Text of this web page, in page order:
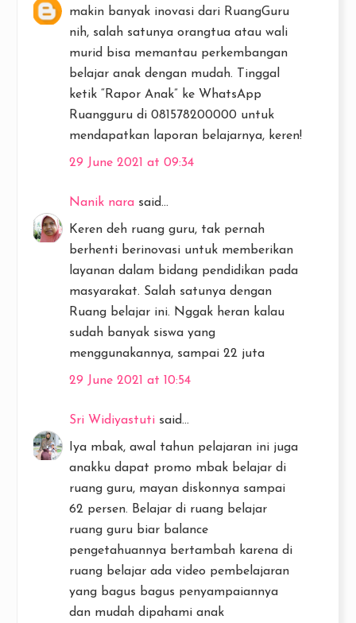
makin banyak inovasi dari RuangGuru
nih, salah satunya orangtua atau wali
murid bisa memantau perkembangan
belajar anak dengan mudah. Tinggal
ketik “Rapor Anak” ke WhatsApp
Ruangguru di 081578200000 untuk
mendapatkan laporan belajarnya, keren!
29 June 2021 at 09:34
Nanik nara said...
Keren deh ruang guru, tak pernah
berhenti berinovasi untuk memberikan
layanan dalam bidang pendidikan pada
masyarakat. Salah satunya dengan
Ruang belajar ini. Nggak heran kalau
sudah banyak siswa yang
menggunakannya, sampai 22 juta
29 June 2021 at 10:54
Sri Widiyastuti said...
Iya mbak, awal tahun pelajaran ini juga
anakku dapat promo mbak belajar di
ruang guru, mayan diskonnya sampai
62 persen. Belajar di ruang belajar
ruang guru biar balance
pengetahuannya bertambah karena di
ruang belajar ada video pembelajaran
yang bagus bagus penyampaiannya
dan mudah dipahami anak